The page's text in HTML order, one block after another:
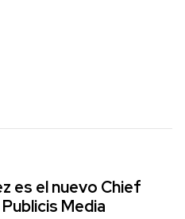
es el nuevo Chief
Media